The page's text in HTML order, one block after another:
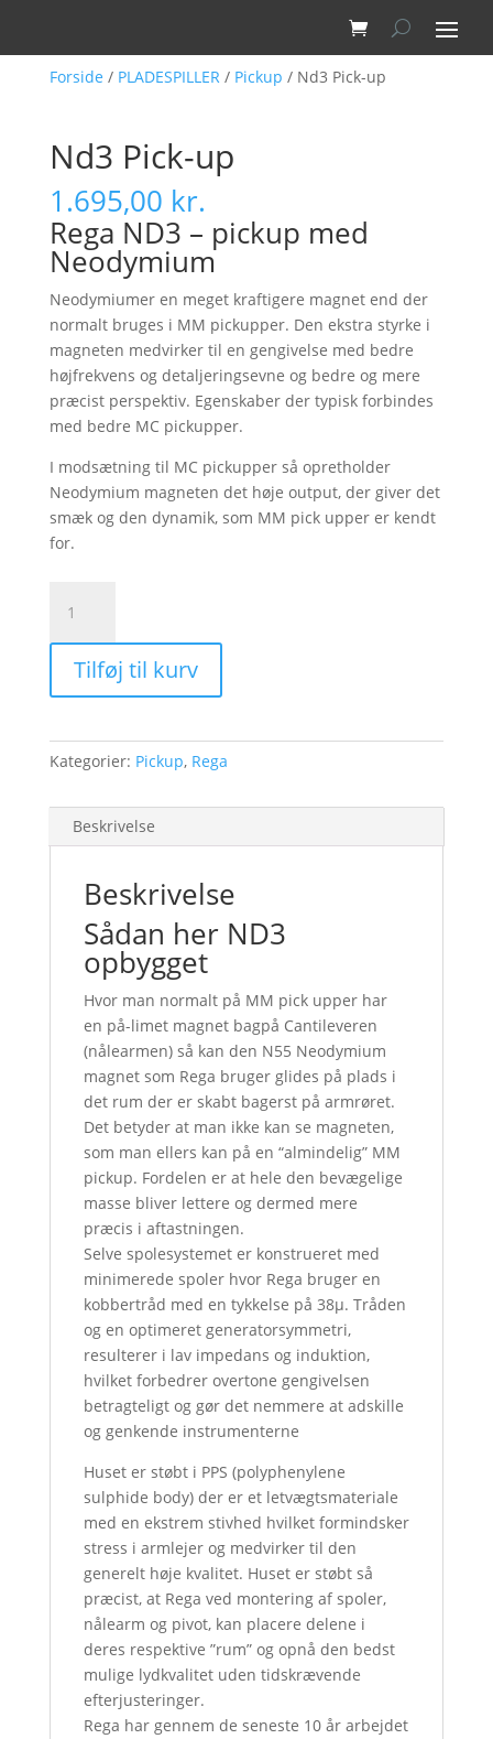
Forside / PLADESPILLER/ Pickup / Nd3 Pick-up
Nd3 Pick-up
1.695,00 kr.
Rega ND3 – pickup med
Neodymium
Neodymiumer en meget kraftigere magnet end der
normalt bruges i MM pickupper. Den ekstra styrke i
magneten medvirker til en gengivelse med bedre
højfrekvens og detaljeringsevne og bedre og mere
præcist perspektiv. Egenskaber der typisk forbindes
med bedre MC pickupper.
I modsætning til MC pickupper så opretholder
Neodymium magneten det høje output, der giver det
smæk og den dynamik, som MM pick upper er kendt
for.
Pick-
up
antalTilføj til kurv
Kategorier: Pickup, Rega
Beskrivelse
Beskrivelse
Sådan her ND3
opbygget
Hvor man normalt på MM pick upper har
en på-limet magnet bagpå Cantileveren
(nålearmen) så kan den N55 Neodymium
magnet som Rega bruger glides på plads i
det rum der er skabt bagerst på armrøret.
Det betyder at man ikke kan se magneten,
som man ellers kan på en “almindelig” MM
pickup. Fordelen er at hele den bevægelige
masse bliver lettere og dermed mere
præcis i aftastningen.
Selve spolesystemet er konstrueret med
minimerede spoler hvor Rega bruger en
kobbertråd med en tykkelse på 38µ. Tråden
og en optimeret generatorsymmetri,
resulterer i lav impedans og induktion,
hvilket forbedrer overtone gengivelsen
betragteligt og gør det nemmere at adskille
og genkende instrumenterne
Huset er støbt i PPS (polyphenylene
sulphide body) der er et letvægtsmateriale
med en ekstrem stivhed hvilket formindsker
stress i armlejer og medvirker til den
generelt høje kvalitet. Huset er støbt så
præcist, at Rega ved montering af spoler,
nålearm og pivot, kan placere delene i
deres respektive ”rum” og opnå den bedst
mulige lydkvalitet uden tidskrævende
efterjusteringer.
Rega har gennem de seneste 10 år arbejdet